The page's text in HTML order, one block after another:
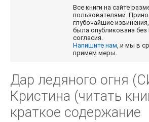
Все книги на сайте
пользователями.
глубочайшие
была опубликована без
согласия.
Напишите нам , и мы в
примем меры.
Дар ледяного огня
Кристина (читать
краткое содержание